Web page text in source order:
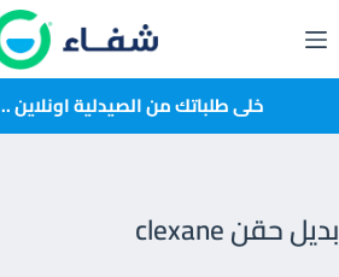
إلى
المحتوى خلى طلباتك من الصيدلية اونلاين ..
بديل حقن clexane